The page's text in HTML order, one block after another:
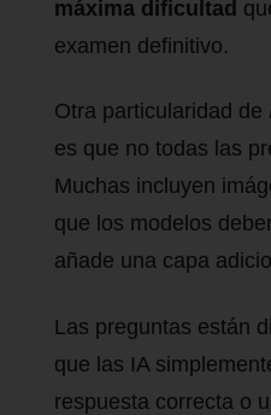
máxima dificultad
examen definitivo.
Otra particularidad de
es que no todas las
Muchas incluyen
que los modelos
añade una capa
Las preguntas están
que las IA
respuesta correcta o